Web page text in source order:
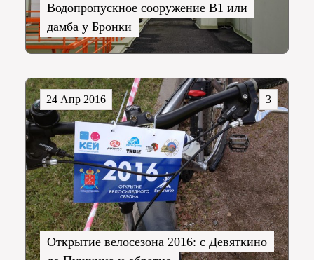
Водопропускное сооружение В1 или
дамба у Бронки
Открытие велосезона 2016: с Девяткино
3
24 Апр 2016